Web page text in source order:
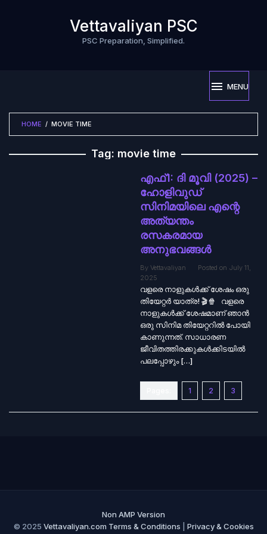
Vettavaliyan PSC
PSC Preparation, Simplified.
MENU
HOME / MOVIE TIME
Tag: movie time
എഫ്1: ദി മൂവി (2025) –
ഹോളിവുഡ്
സിനിമയിലെ എന്റെ
അത്യന്തം
രസകരമായ
അനുഭവങ്ങൾ
By Vettavaliyan Posted on July 11,
2025
വളരെ നാളുകൾക്ക് ശേഷം ഒരു
തിയേറ്റർ യാത്ര! 🎬🍿 വളരെ
നാളുകൾക്ക് ശേഷമാണ് ഞാൻ
ഒരു സിനിമ തിയേറ്ററിൽ പോയി
കാണുന്നത്. സാധാരണ
ജീവിതത്തിരക്കുകൾക്കിടയിൽ
പലപ്പോഴും […]
1 2 3
Non AMP Version
© 2025 Vettavaliyan.com Terms & Conditions
Privacy & Cookies